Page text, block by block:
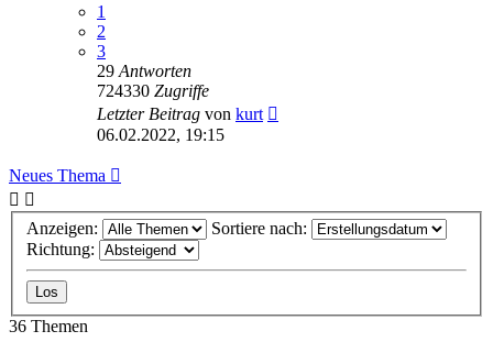
1
2
3
29 Antworten
724330 Zugriffe
Letzter Beitrag von kurt
06.02.2022, 19:15
Neues Thema
Anzeigen:
Sortiere nach:
Richtung:
36 Themen